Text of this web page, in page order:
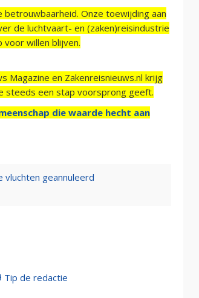
Onze toewijding aan
de luchtvaart- en (zaken)reisindustrie
willen blijven.
Magazine en Zakenreisnieuws.nl krijg
steeds een stap voorsprong geeft.
die waarde hecht aan
vluchten geannuleerd
Tip de redactie